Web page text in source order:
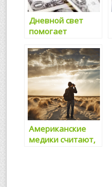
Дневной свет
помогает
Американские
медики считают,